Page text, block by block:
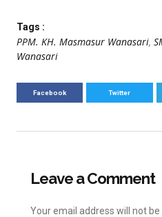
Tags :
PPM. KH. Masmasur Wanasari,
Wanasari
Facebook Twitter
Leave a Comment
Your email address will not be